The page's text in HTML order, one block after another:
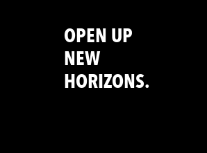
OPEN UP
NEW
HORIZONS.